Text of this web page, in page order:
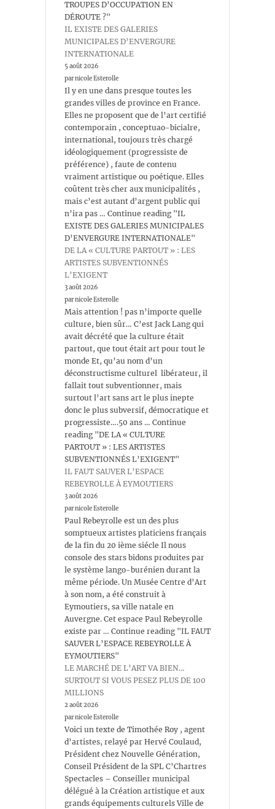
TROUPES D’OCCUPATION EN
DÉROUTE ?"
IL EXISTE DES GALERIES
MUNICIPALES D’ENVERGURE
INTERNATIONALE
5 août 2026
par nicole Esterolle
Il y en une dans presque toutes les
grandes villes de province en France.
Elles ne proposent que de l’art certifié
contemporain , conceptuao-bicialre,
international, toujours très chargé
idéologiquement (progressiste de
préférence) , faute de contenu
vraiment artistique ou poétique. Elles
coûtent très cher aux municipalités ,
mais c’est autant d’argent public qui
n’ira pas … Continue reading "IL
EXISTE DES GALERIES MUNICIPALES
D’ENVERGURE INTERNATIONALE"
DE LA « CULTURE PARTOUT » : LES
ARTISTES SUBVENTIONNÉS
L’EXIGENT
3 août 2026
par nicole Esterolle
Mais attention ! pas n’importe quelle
culture, bien sûr… C’est Jack Lang qui
avait décrété que la culture était
partout, que tout était art pour tout le
monde Et, qu’au nom d’un
déconstructisme culturel libérateur, il
fallait tout subventionner, mais
surtout l’art sans art le plus inepte
donc le plus subversif, démocratique et
progressiste….50 ans … Continue
reading "DE LA « CULTURE
PARTOUT » : LES ARTISTES
SUBVENTIONNÉS L’EXIGENT"
IL FAUT SAUVER L’ESPACE
REBEYROLLE À EYMOUTIERS
3 août 2026
par nicole Esterolle
Paul Rebeyrolle est un des plus
somptueux artistes platiciens français
de la fin du 20 ième siécle Il nous
console des stars bidons produites par
le système lango-burénien durant la
même période. Un Musée Centre d’Art
à son nom, a été construit à
Eymoutiers, sa ville natale en
Auvergne. Cet espace Paul Rebeyrolle
existe par … Continue reading "IL FAUT
SAUVER L’ESPACE REBEYROLLE À
EYMOUTIERS"
LE MARCHÉ DE L’ART VA BIEN…
SURTOUT SI VOUS PESEZ PLUS DE 100
MILLIONS
2 août 2026
par nicole Esterolle
Voici un texte de Timothée Roy , agent
d’artistes, relayé par Hervé Coulaud,
Président chez Nouvelle Génération,
Conseil Président de la SPL C’Chartres
Spectacles – Conseiller municipal
délégué à la Création artistique et aux
grands équipements culturels Ville de